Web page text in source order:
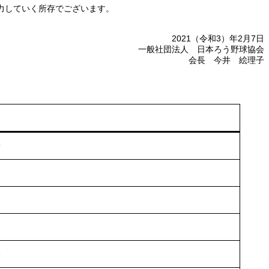
ていく所存でございます。
2021（令和3）年2月7日
一般社団法人 日本ろう野球協会
会長 今井 絵理子